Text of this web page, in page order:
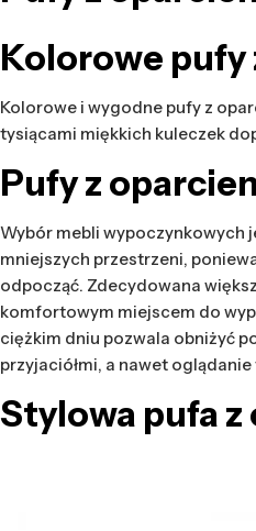
Kolorowe
Kolorowe i wygodne pufy z
tysiącami miękkich kuleczek
Pufy z
Wybór mebli wypoczynkowych
mniejszych przestrzeni,
odpocząć. Zdecydowana
komfortowym miejscem do
ciężkim dniu pozwala obniżyć
przyjaciółmi, a nawet
Stylowa pufa